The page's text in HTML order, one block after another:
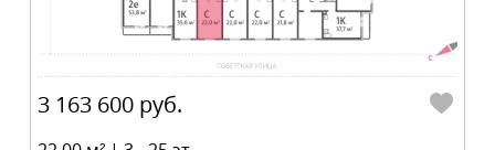
3 163 600 руб.